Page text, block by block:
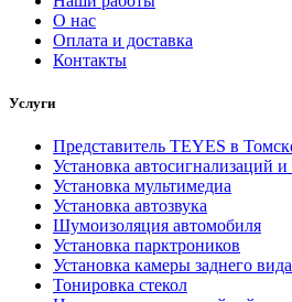
О нас
Оплата и доставка
Контакты
Услуги
Представитель TEYES в
Установка автосигнализаций и
Установка мультимедиа
Установка автозвука
Шумоизоляция автомобиля
Установка парктроников
Установка камеры заднего вида
Тонировка стекол